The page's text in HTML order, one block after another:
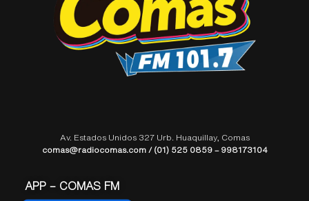
Av. Estados Unidos 327 Urb. Huaquillay, Comas
comas@radiocomas.com / (01) 525 0859 – 998173104
APP – COMAS FM